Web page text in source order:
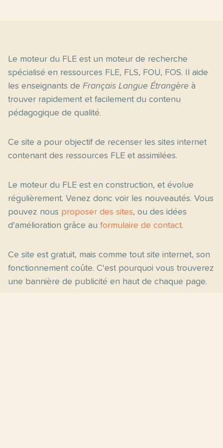
Le moteur du FLE est un moteur de recherche
spécialisé en ressources FLE, FLS, FOU, FOS. Il aide
les enseignants de Français Langue Étrangère à
trouver rapidement et facilement du contenu
pédagogique de qualité.
Ce site a pour objectif de recenser les sites internet
contenant des ressources FLE et assimilées.
Le moteur du FLE est en construction, et évolue
régulièrement. Venez donc voir les nouveautés. Vous
pouvez nous proposer des sites, ou des idées
d'amélioration grâce au formulaire de contact.
Ce site est gratuit, mais comme tout site internet, son
fonctionnement coûte. C'est pourquoi vous trouverez
une bannière de publicité en haut de chaque page.